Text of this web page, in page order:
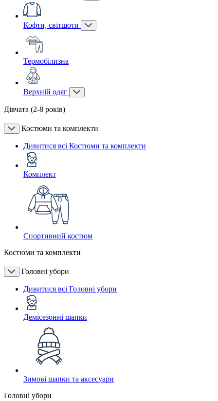
Кофти, світшоти
Термобілизна
Верхній одяг
Дівчата (2-8 років)
Костюми та комплекти
Дивитися всі Костюми та комплекти
Комплект
Спортивний костюм
Костюми та комплекти
Головні убори
Дивитися всі Головні убори
Демісезонні шапки
Зимові шапки та аксесуари
Головні убори